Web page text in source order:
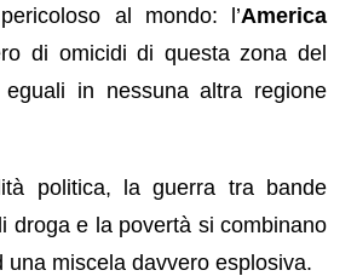
al mondo: l’America
di omicidi di questa zona del
in nessuna altra regione
politica, la guerra tra bande
droga e la povertà si combinano
una miscela davvero esplosiva.